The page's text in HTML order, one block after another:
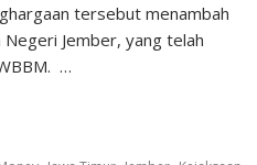
tersebut menambah
Jember, yang telah
…